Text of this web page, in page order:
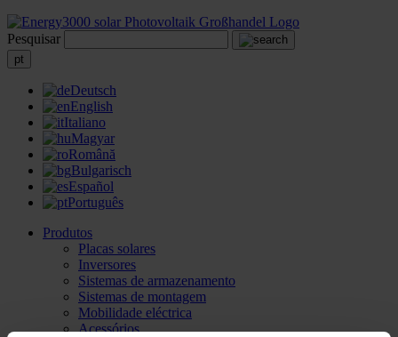
Pesquisar
pt
Deutsch
English
Italiano
Magyar
Română
Bulgarisch
Español
Português
Produtos
Placas solares
Inversores
Sistemas de armazenamento
Sistemas de montagem
Mobilidade eléctrica
Acessórios